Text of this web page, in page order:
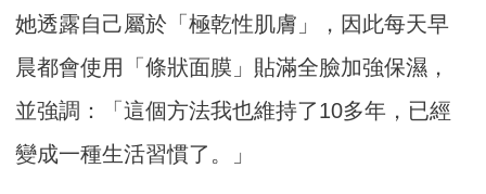
她透露自己屬於「極乾性肌膚」，因此每天早
晨都會使用「條狀面膜」貼滿全臉加強保濕，
並強調：「這個方法我也維持了10多年，已經
變成一種生活習慣了。」